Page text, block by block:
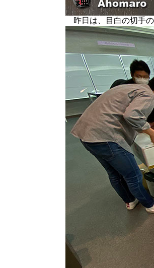
昨日は、目白の切手